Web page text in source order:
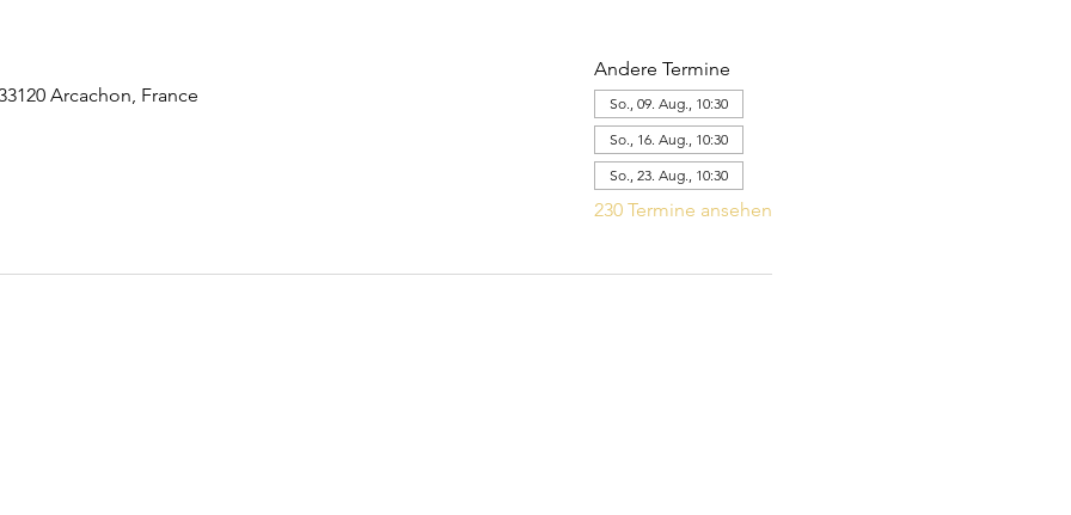
Arcachon, France
Andere Termine
So., 09. Aug., 10:30
So., 16. Aug., 10:30
So., 23. Aug., 10:30
230 Termine ansehen